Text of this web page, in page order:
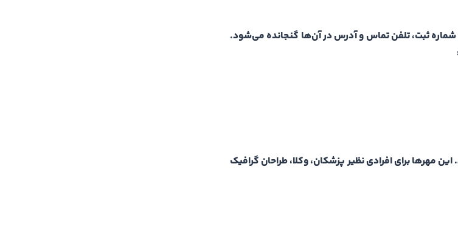
شماره ثبت، تلفن تماس و آدرس در آن‌ها گنجانده می‌شود.
مهرها برای افرادی نظیر پزشکان، وکلا، طراحان گرافیک